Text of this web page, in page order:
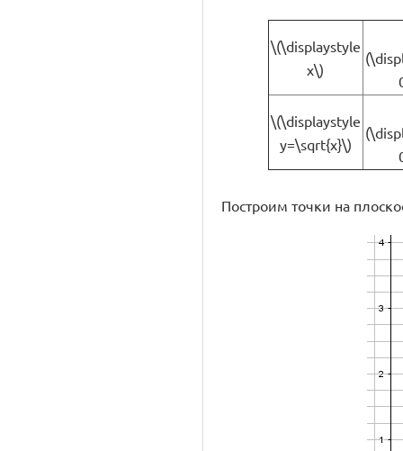
\(\displaystyle
x\)
\(\displaystyle
y=\sqrt{x}\)
Построим точки на